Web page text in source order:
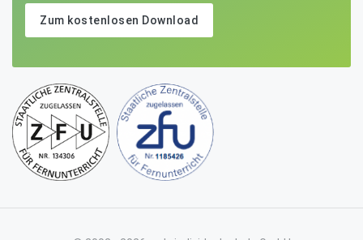
Zum kostenlosen Download